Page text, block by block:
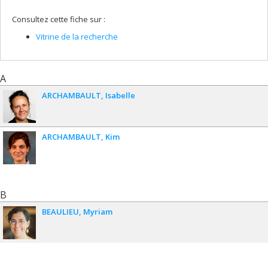
Consultez cette fiche sur :
Vitrine de la recherche
A
ARCHAMBAULT Isabelle
ARCHAMBAULT Kim
B
BEAULIEU Myriam